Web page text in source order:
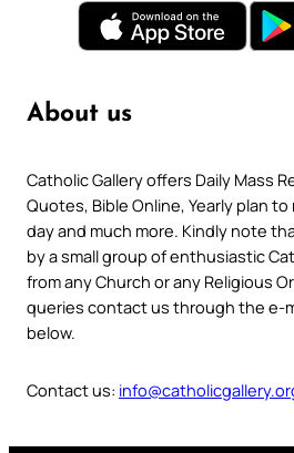
About us
Catholic Gallery offers Daily Mass
Quotes, Bible Online, Yearly plan
day and much more. Kindly note
by a small group of enthusiastic
from any Church or any Religious
queries contact us through the e-
below.
Contact us: